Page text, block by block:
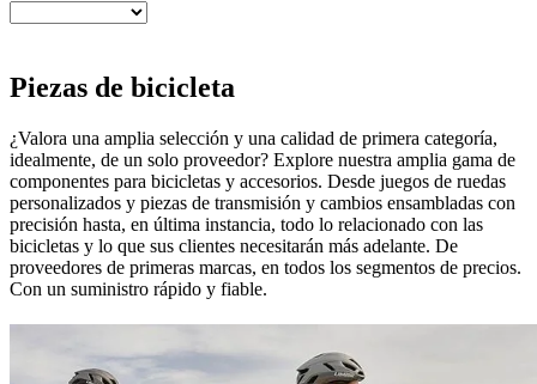
Piezas de bicicleta
¿Valora una amplia selección y una calidad de primera categoría,
idealmente, de un solo proveedor? Explore nuestra amplia gama de
componentes para bicicletas y accesorios. Desde juegos de ruedas
personalizados y piezas de transmisión y cambios ensambladas con
precisión hasta, en última instancia, todo lo relacionado con las
bicicletas y lo que sus clientes necesitarán más adelante. De
proveedores de primeras marcas, en todos los segmentos de precios.
Con un suministro rápido y fiable.